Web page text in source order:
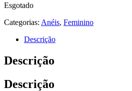
Esgotado
Categorias: Anéis, Feminino
Descrição
Descrição
Descrição